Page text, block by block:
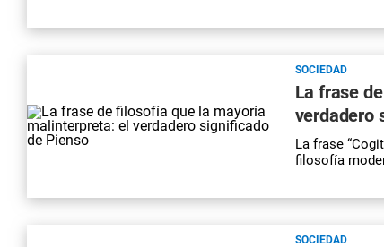
SOCIEDAD
La frase
verdadero
La frase
filosofía
SOCIEDAD